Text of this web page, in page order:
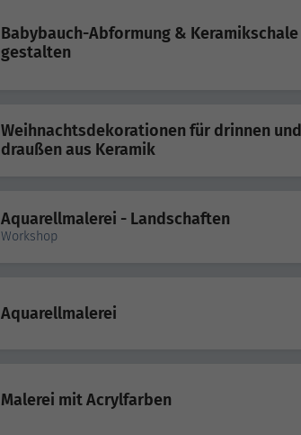
Babybauch-Abformung & Keramikschale
gestalten
Weihnachtsdekorationen für drinnen und
draußen aus Keramik
Aquarellmalerei - Landschaften
Workshop
Aquarellmalerei
Malerei mit Acrylfarben